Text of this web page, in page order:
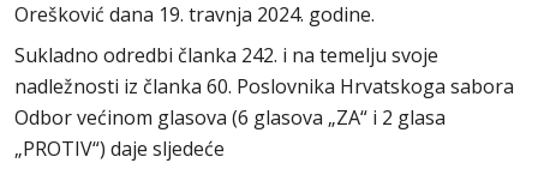
Orešković dana 19. travnja 2024. godine.
Sukladno odredbi članka 242. i na temelju svoje
nadležnosti iz članka 60. Poslovnika Hrvatskoga sabora
Odbor većinom glasova (6 glasova „ZA“ i 2 glasa
„PROTIV“) daje sljedeće